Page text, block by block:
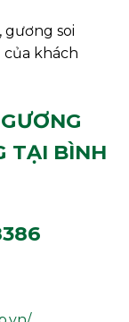
gương soi
khách
TẠI BÌNH